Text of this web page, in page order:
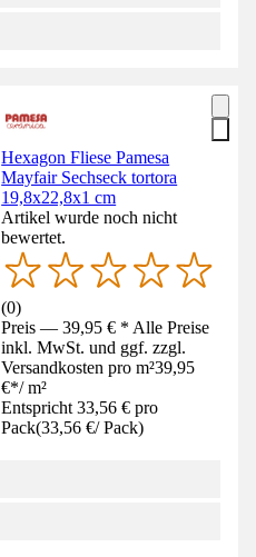
Hexagon Fliese Pamesa
Mayfair Sechseck tortora
19,8x22,8x1 cm
Artikel wurde noch nicht
bewertet.
(0)
Preis — 39,95 € * Alle Preise
inkl. MwSt. und ggf. zzgl.
Versandkosten pro m²39,95
€*/ m²
Entspricht 33,56 € pro
Pack(33,56 €/ Pack)